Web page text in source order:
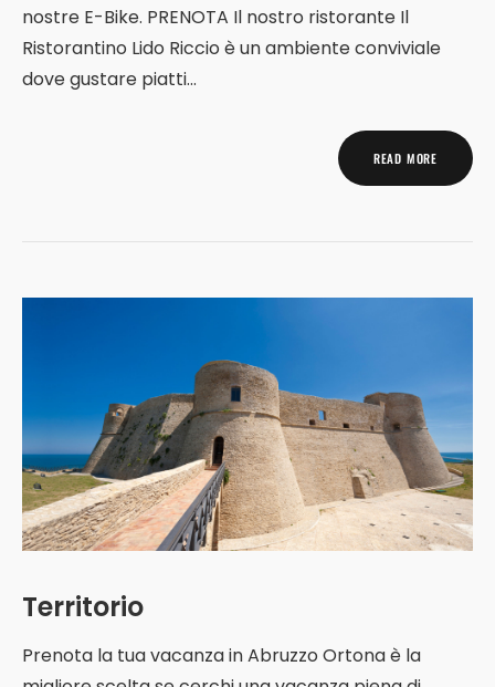
nostre E-Bike. PRENOTA Il nostro ristorante Il
Ristorantino Lido Riccio è un ambiente conviviale
dove gustare piatti...
READ MORE
Territorio
Prenota la tua vacanza in Abruzzo Ortona è la